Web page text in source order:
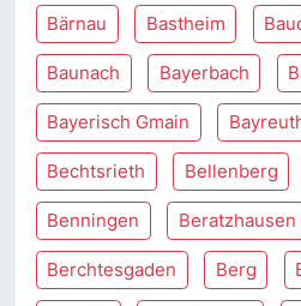
Bärnau Bastheim
Baunach Bayerbach
Bayerisch Gmain
Bechtsrieth Bellenberg
Benningen Beratzhausen
Berchtesgaden Berg